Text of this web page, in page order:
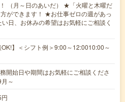
（月～日のあいだ） ★「火曜と木曜だ
ができます！ ★お仕事ゼロの週があっ
日、お休みの希望はお気軽にご相談く
OK!】＜シフト例＞9:00～12:0010:00～
始日や期間はお気軽にご相談くださ
～